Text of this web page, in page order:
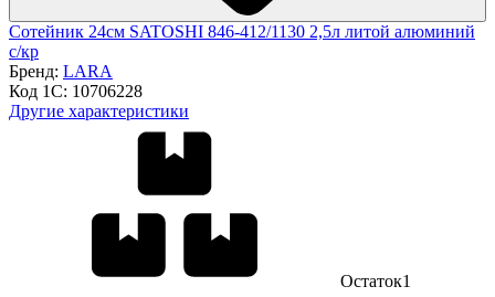
Сотейник 24см SATOSHI 846-412/1130 2,5л литой алюминий
с/кр
Бренд: LARA
Код 1С: 10706228
Другие характеристики
Остаток1